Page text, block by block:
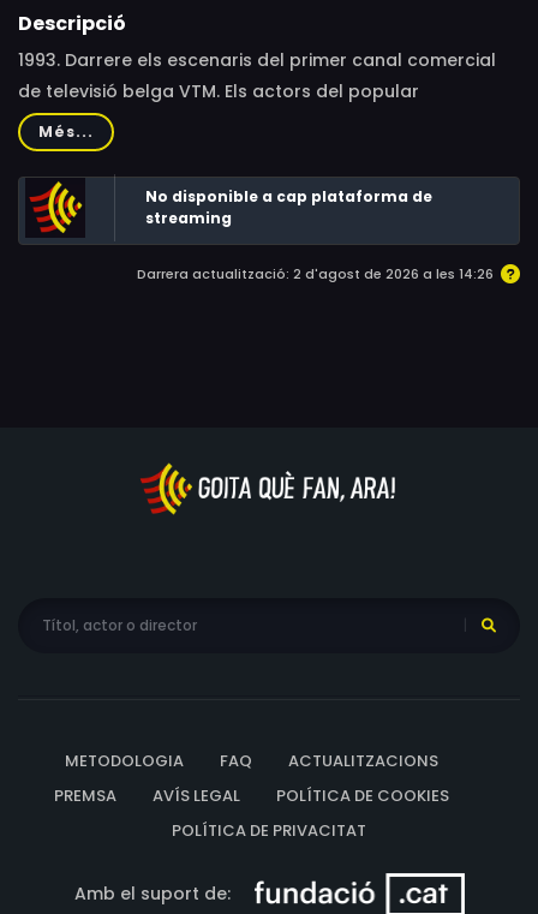
Boris Van Severen
Descripció
1993. Darrere els escenaris del primer canal comercial
de televisió belga VTM. Els actors del popular
espectacle"Studio Tarara"es perden progressivament
en una espiral d'autodestrucció que culmina amb un
misteriós suïcidi.
Més...
No disponible a cap plataforma de
streaming
Darrera actualització: 2 d'agost de 2026 a les 14:26
METODOLOGIA FAQ
ACTUALITZACIONS
PREMSA
AVÍS LEGAL
POLÍTICA DE COOKIES
POLÍTICA DE PRIVACITAT
Amb el suport de: